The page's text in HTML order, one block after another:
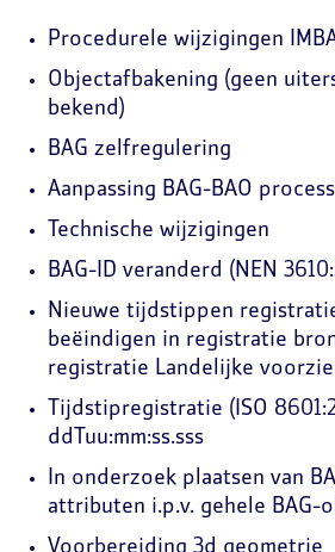
Procedurele wijzigingen
Objectafbakening (geen
bekend)
BAG zelfregulering
Aanpassing BAG-BAO
Technische wijzigingen
BAG-ID veranderd (NEN
Nieuwe tijdstippen
beëindigen in registratie
registratie Landelijke
Tijdstipregistratie (ISO
ddTuu:mm:ss.sss
In onderzoek plaatsen van
attributen i.p.v. gehele BAG-
Voorbereiding 3d geometrie